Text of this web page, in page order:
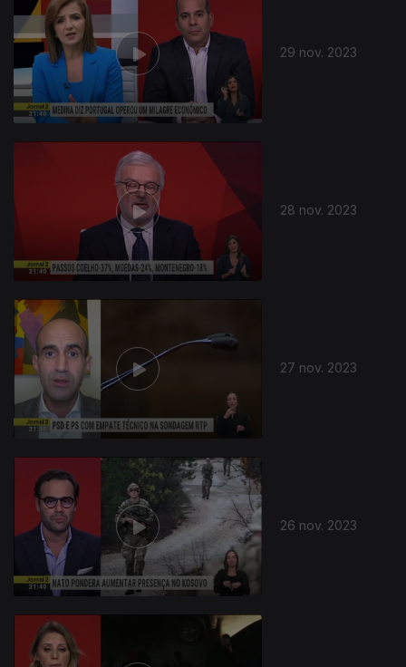
29 nov. 2023
28 nov. 2023
27 nov. 2023
26 nov. 2023